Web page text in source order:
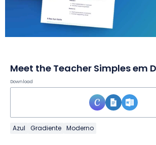
Meet the Teacher Simples em
Download
Azul Gradiente Moderno